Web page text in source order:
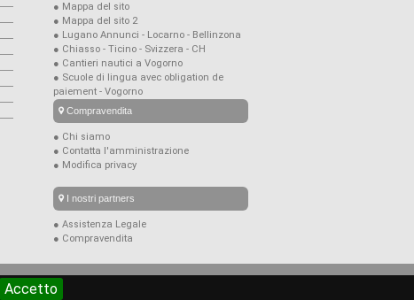
Accetto
● Mappa del sito
● Mappa del sito 2
● Lugano Annunci - Locarno - Bellinzona
● Chiasso - Ticino - Svizzera - CH
● Cantieri nautici a Vogorno
● Scuole di lingua avec obligation de
paiement - Vogorno
Compravendita
● Chi siamo
● Contatta l'amministrazione
● Modifica privacy
I nostri partners
● Assistenza Legale
● Compravendita